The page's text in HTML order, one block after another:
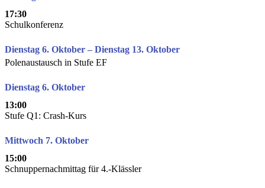
17:30
Schulkonferenz
Dienstag 6. Oktober – Dienstag 13. Oktober
Polenaustausch in Stufe EF
Dienstag 6. Oktober
13:00
Stufe Q1: Crash-Kurs
Mittwoch 7. Oktober
15:00
Schnuppernachmittag für 4.-Klässler